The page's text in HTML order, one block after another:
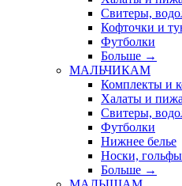
Свитеры,
Кофточки и
Футболки
Больше →
МАЛЬЧИКАМ
Комплекты и
Халаты и
Свитеры,
Футболки
Нижнее белье
Носки,
Больше →